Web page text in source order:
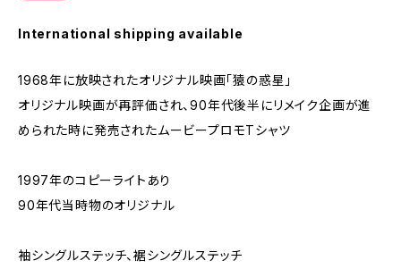
International shipping available
1968年に放映されたオリジナル映画「猿の惑星」
オリジナル映画が再評価され、90年代後半にリメイク企画が進
められた時に発売されたムービープロモTシャツ
1997年のコピーライトあり
90年代当時物のオリジナル
袖シングルステッチ、裾シングルステッチ